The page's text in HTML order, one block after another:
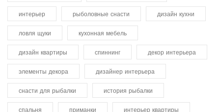
интерьер рыболовные снасти дизайн кухни
ловля щуки кухонная мебель
дизайн квартиры спиннинг декор интерьера
элементы декора дизайнер интерьера
снасти для рыбалки история рыбалки
спальня приманки интерьер квартиры